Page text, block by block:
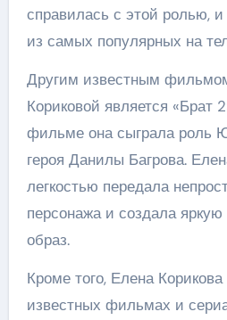
справилась с этой ролью,
из самых популярных на
Другим известным
Кориковой является «Брат
фильме она сыграла роль
героя Данилы Багрова.
легкостью передала
персонажа и создала
образ.
Кроме того, Елена
известных фильмах и